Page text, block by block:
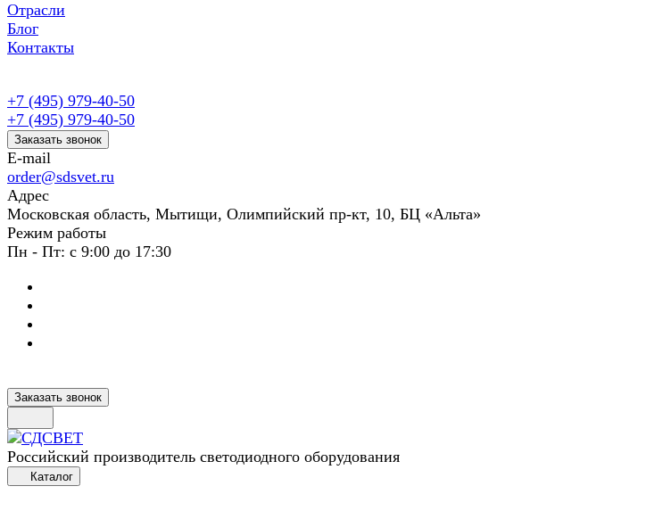
Отрасли
Блог
Контакты
+7 (495) 979-40-50
+7 (495) 979-40-50
Заказать звонок
E-mail
order@sdsvet.ru
Адрес
Московская область, Мытищи, Олимпийский пр-кт, 10, БЦ «Альта»
Режим работы
Пн - Пт: с 9:00 до 17:30
Заказать звонок
Российский производитель светодиодного оборудования
Каталог